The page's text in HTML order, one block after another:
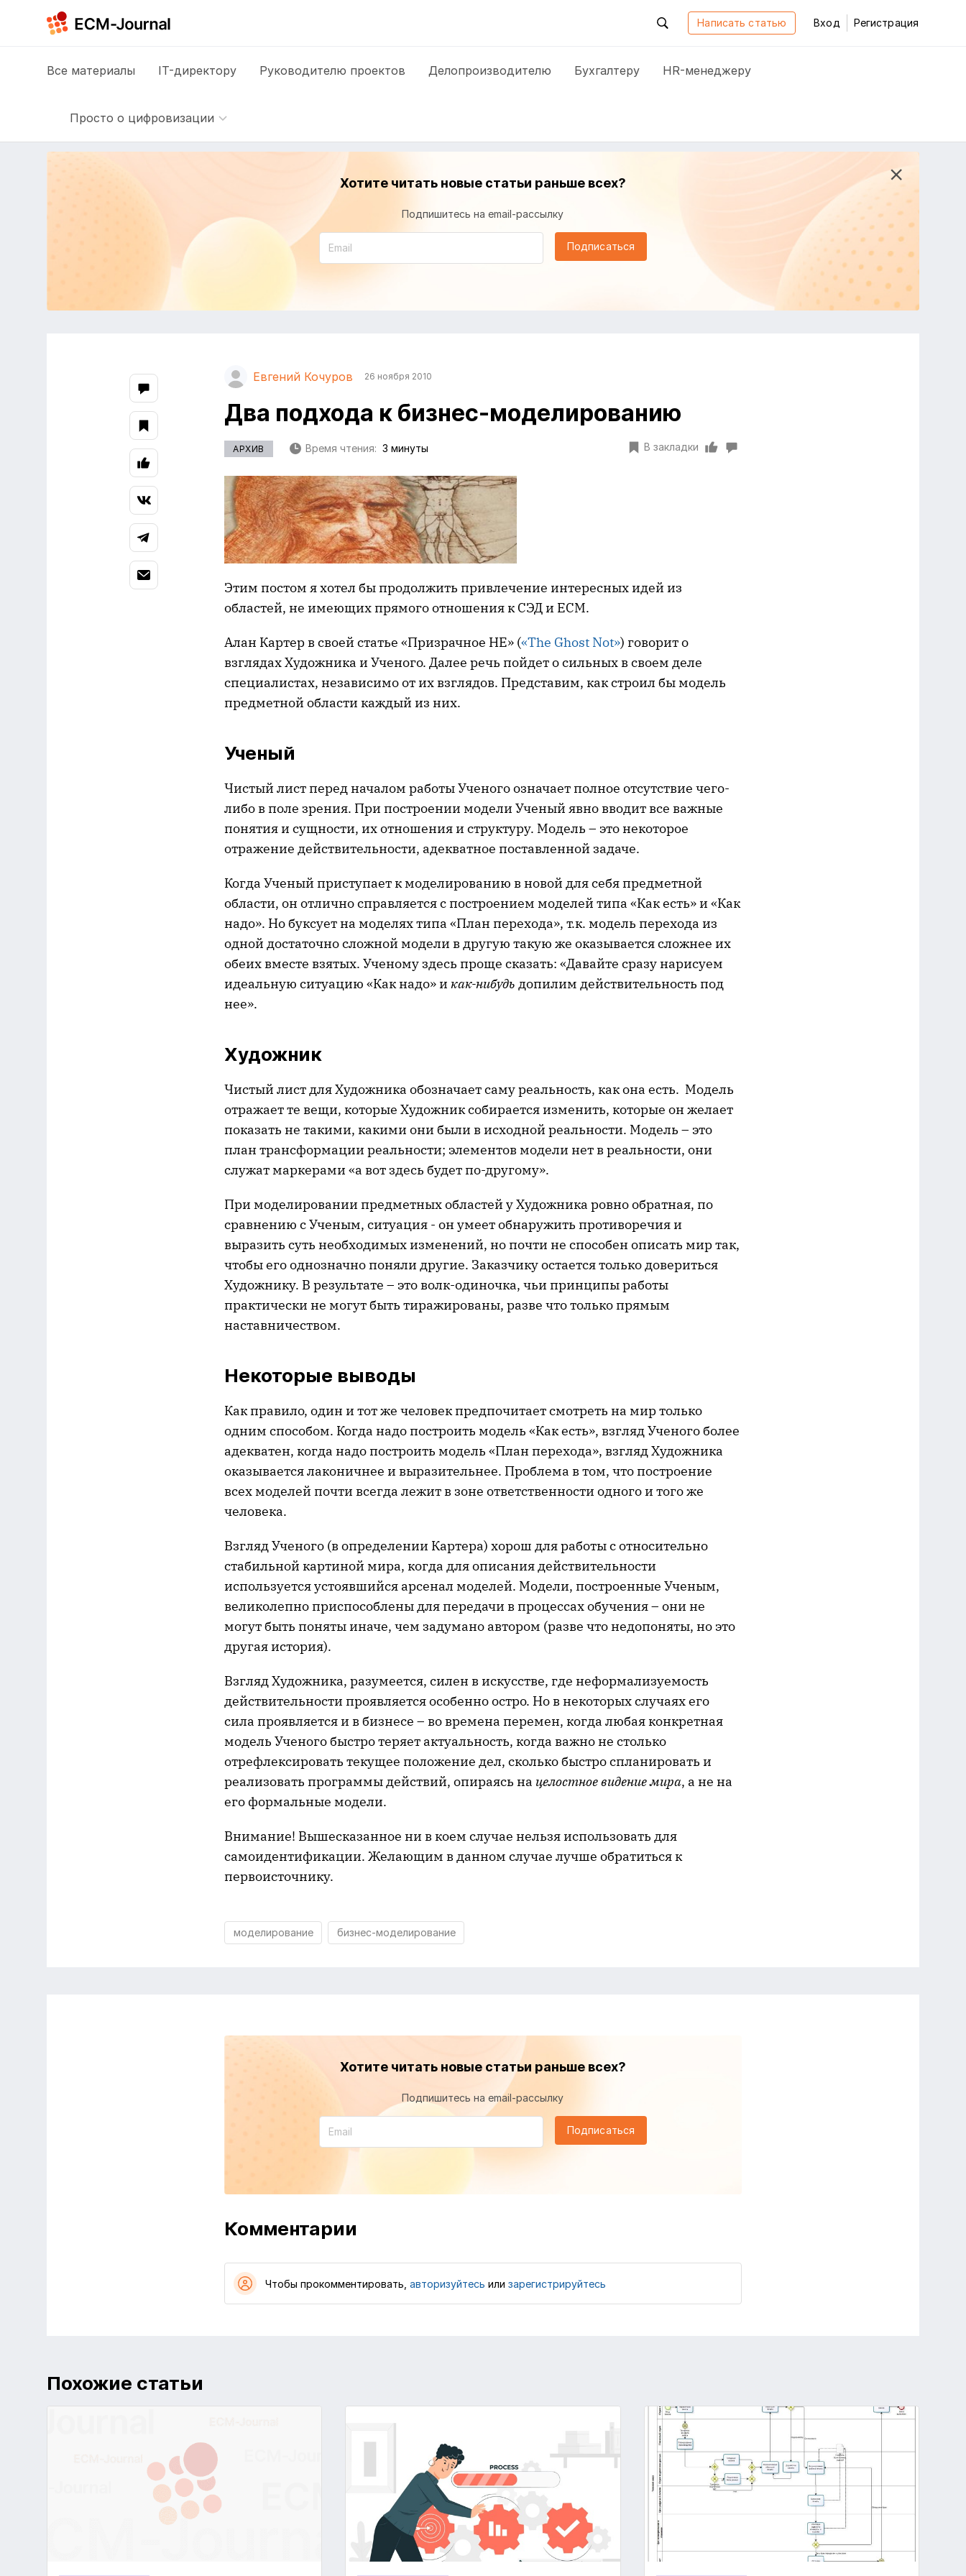
Написать статью Вход Регистрация
Все материалы IT-директору Руководителю проектов Делопроизводителю Бухгалтеру HR-менеджеру
Просто о цифровизации
Хотите читать новые статьи раньше всех?
Подпишитесь на email-рассылку
Подписаться
Евгений Кочуров 26 ноября 2010
Два подхода к бизнес-моделированию
АРХИВ Время чтения: 3 минуты В закладки
Этим постом я хотел бы продолжить привлечение интересных идей из
областей, не имеющих прямого отношения к СЭД и ECM.
Алан Картер в своей статье «Призрачное НЕ» («The Ghost Not») говорит о
взглядах Художника и Ученого. Далее речь пойдет о сильных в своем деле
специалистах, независимо от их взглядов. Представим, как строил бы модель
предметной области каждый из них.
Ученый
Чистый лист перед началом работы Ученого означает полное отсутствие чего-
либо в поле зрения. При построении модели Ученый явно вводит все важные
понятия и сущности, их отношения и структуру. Модель – это некоторое
отражение действительности, адекватное поставленной задаче.
Когда Ученый приступает к моделированию в новой для себя предметной
области, он отлично справляется с построением моделей типа «Как есть» и «Как
надо». Но буксует на моделях типа «План перехода», т.к. модель перехода из
одной достаточно сложной модели в другую такую же оказывается сложнее их
обеих вместе взятых. Ученому здесь проще сказать: «Давайте сразу нарисуем
идеальную ситуацию «Как надо» и как-нибудь допилим действительность под
нее».
Художник
Чистый лист для Художника обозначает саму реальность, как она есть. Модель
отражает те вещи, которые Художник собирается изменить, которые он желает
показать не такими, какими они были в исходной реальности. Модель – это
план трансформации реальности; элементов модели нет в реальности, они
служат маркерами «а вот здесь будет по-другому».
При моделировании предметных областей у Художника ровно обратная, по
сравнению с Ученым, ситуация - он умеет обнаружить противоречия и
выразить суть необходимых изменений, но почти не способен описать мир так,
чтобы его однозначно поняли другие. Заказчику остается только довериться
Художнику. В результате – это волк-одиночка, чьи принципы работы
практически не могут быть тиражированы, разве что только прямым
наставничеством.
Некоторые выводы
Как правило, один и тот же человек предпочитает смотреть на мир только
одним способом. Когда надо построить модель «Как есть», взгляд Ученого более
адекватен, когда надо построить модель «План перехода», взгляд Художника
оказывается лаконичнее и выразительнее. Проблема в том, что построение
всех моделей почти всегда лежит в зоне ответственности одного и того же
человека.
Взгляд Ученого (в определении Картера) хорош для работы с относительно
стабильной картиной мира, когда для описания действительности
используется устоявшийся арсенал моделей. Модели, построенные Ученым,
великолепно приспособлены для передачи в процессах обучения – они не
могут быть поняты иначе, чем задумано автором (разве что недопоняты, но это
другая история).
Взгляд Художника, разумеется, силен в искусстве, где неформализуемость
действительности проявляется особенно остро. Но в некоторых случаях его
сила проявляется и в бизнесе – во времена перемен, когда любая конкретная
модель Ученого быстро теряет актуальность, когда важно не столько
отрефлексировать текущее положение дел, сколько быстро спланировать и
реализовать программы действий, опираясь на целостное видение мира, а не на
его формальные модели.
Внимание! Вышесказанное ни в коем случае нельзя использовать для
самоидентификации. Желающим в данном случае лучше обратиться к
первоисточнику.
моделирование бизнес-моделирование
Хотите читать новые статьи раньше всех?
Подпишитесь на email-рассылку
Подписаться
Комментарии
Чтобы прокомментировать, авторизуйтесь или зарегистрируйтесь
Похожие статьи